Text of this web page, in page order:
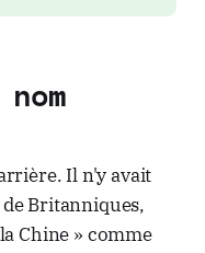
Il n'y avait
de Britanniques,
Chine » comme